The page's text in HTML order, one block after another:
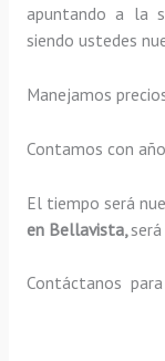
apuntando a la
siendo ustedes
Manejamos
Contamos con
El tiempo será
en Bellavista,
Contáctanos